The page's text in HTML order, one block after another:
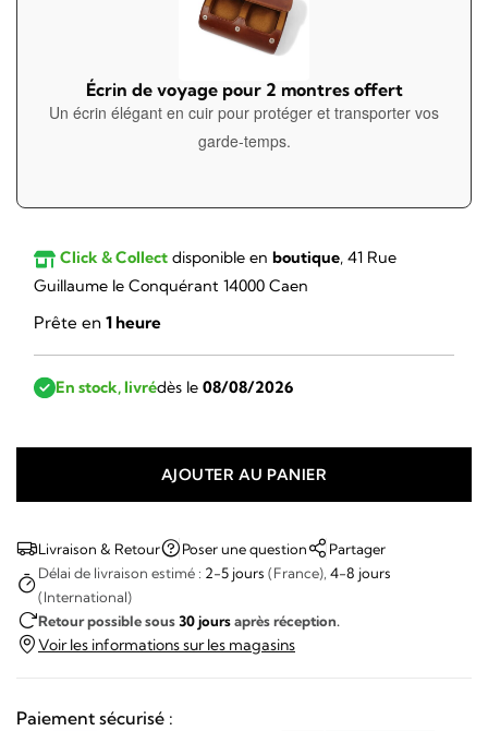
Écrin de voyage pour 2 montres offert
Un écrin élégant en cuir pour protéger et transporter vos
garde-temps.
Click & Collect disponible en boutique, 41 Rue
Guillaume le Conquérant 14000 Caen
Prête en 1 heure
En stock, livrédès le 08/08/2026
Omega
Chronomètre
2367
AJOUTER AU PANIER
Livraison & Retour Poser une question
Partager
Délai de livraison estimé : 2-5 jours (France), 4-8 jours
(International)
Retour possible sous30 joursaprès réception.
Voir les informations sur les magasins
Paiement sécurisé :